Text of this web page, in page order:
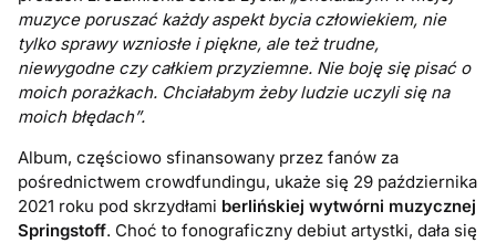
muzyce poruszać każdy aspekt bycia człowiekiem, nie
tylko sprawy wzniosłe i piękne, ale też trudne,
niewygodne czy całkiem przyziemne. Nie boję się pisać o
moich porażkach. Chciałabym żeby ludzie uczyli się na
moich błędach”.
Album, częściowo sfinansowany przez fanów za
pośrednictwem crowdfundingu, ukaże się 29 października
2021 roku pod skrzydłami berlińskiej wytwórni muzycznej
Springstoff. Choć to fonograficzny debiut artystki, dała się